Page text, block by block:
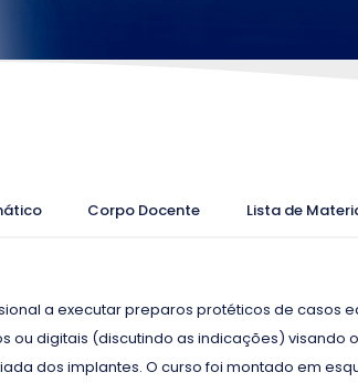
Corpo Docente Lista de
a executar preparos protéticos de casos
ou digitais (discutindo as indicações) visando
dos implantes. O curso foi montado em